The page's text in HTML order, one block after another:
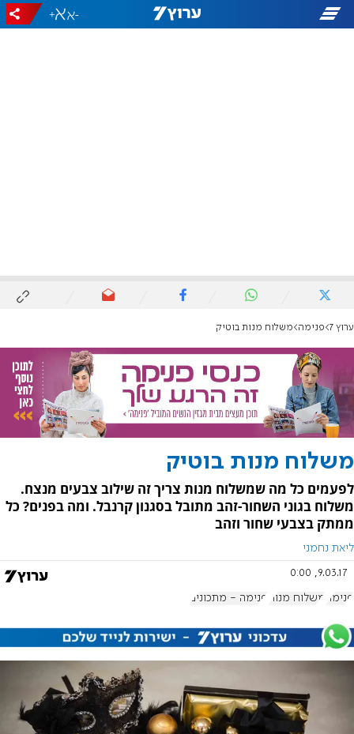
-
+
ערוץ 7 פנימה משלוח מנות בוטיק
משלוח מנות בוטיק
לפעמים כל מה שמשלוח מנות צריך זה שילוב צבעים מנצח.
משלוח בגוני השחור-זהב מתובל בסגנון קרנבל. ומה בפנים? כל
ממתק בצבעי שחור וזהב
ליאת נחמני
9.03.17, 0:00
פנימה משלוח מנות פנימה - מתכונים